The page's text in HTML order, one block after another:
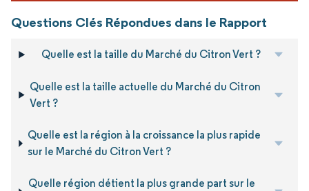
Questions Clés Répondues dans le Rapport
Quelle est la taille du Marché du Citron Vert ?
Quelle est la taille actuelle du Marché du Citron
Vert ?
Quelle est la région à la croissance la plus rapide
sur le Marché du Citron Vert ?
Quelle région détient la plus grande part sur le